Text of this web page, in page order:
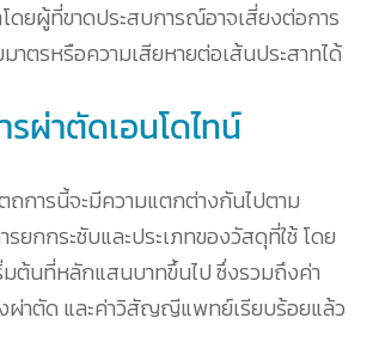
ดยผู้ที่ขาดประสบการณ์อาจเสี่ยงต่อการ
าตรหรือความเสียหายต่อเส้นประสาทได้
รผ่าตัดเอนโดไทน์
ถการนี้จะมีความแตกต่างกันไปตาม
ยกกระชับและประเภทของวัสดุที่ใช้ โดย
มต้นที่หลักแสนบาทขึ้นไป ซึ่งรวมถึงค่า
าตัด และค่าวิสัญญีแพทย์เรียบร้อยแล้ว